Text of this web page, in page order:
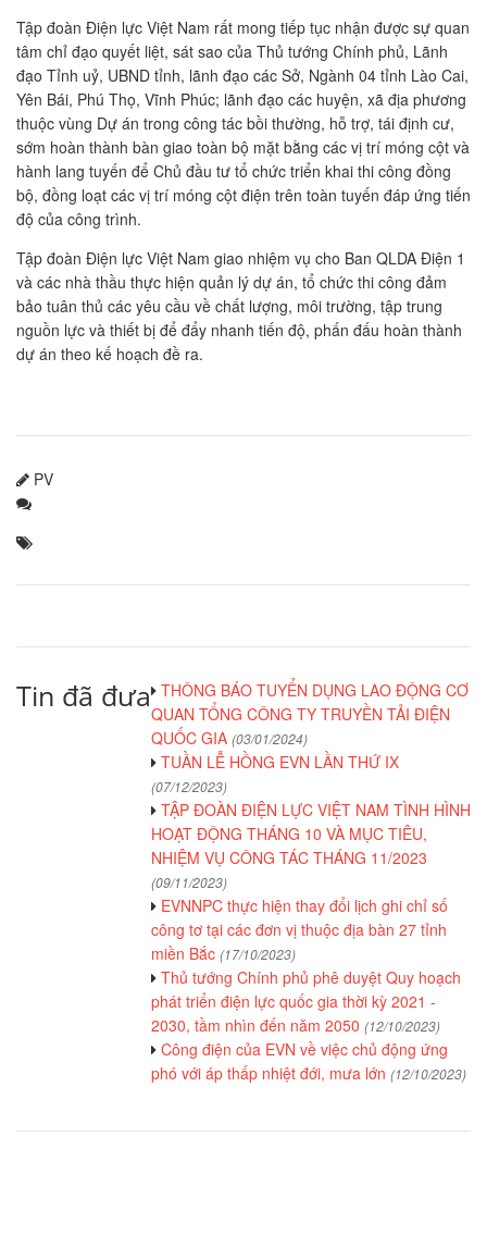
Tập đoàn Điện lực Việt Nam rất mong tiếp tục nhận được sự quan
tâm chỉ đạo quyết liệt, sát sao của Thủ tướng Chính phủ, Lãnh
đạo Tỉnh uỷ, UBND tỉnh, lãnh đạo các Sở, Ngành 04 tỉnh Lào Cai,
Yên Bái, Phú Thọ, Vĩnh Phúc; lãnh đạo các huyện, xã địa phương
thuộc vùng Dự án trong công tác bồi thường, hỗ trợ, tái định cư,
sớm hoàn thành bàn giao toàn bộ mặt bằng các vị trí móng cột và
hành lang tuyến để Chủ đầu tư tổ chức triển khai thi công đồng
bộ, đồng loạt các vị trí móng cột điện trên toàn tuyến đáp ứng tiến
độ của công trình.
Tập đoàn Điện lực Việt Nam giao nhiệm vụ cho Ban QLDA Điện 1
và các nhà thầu thực hiện quản lý dự án, tổ chức thi công đảm
bảo tuân thủ các yêu cầu về chất lượng, môi trường, tập trung
nguồn lực và thiết bị để đẩy nhanh tiến độ, phấn đấu hoàn thành
dự án theo kế hoạch đề ra.
PV
Tin đã đưa THÔNG BÁO TUYỂN DỤNG LAO ĐỘNG CƠ
QUAN TỔNG CÔNG TY TRUYỀN TẢI ĐIỆN
QUỐC GIA (03/01/2024)
TUẦN LỄ HỒNG EVN LẦN THỨ IX
(07/12/2023)
TẬP ĐOÀN ĐIỆN LỰC VIỆT NAM TÌNH HÌNH
HOẠT ĐỘNG THÁNG 10 VÀ MỤC TIÊU,
NHIỆM VỤ CÔNG TÁC THÁNG 11/2023
(09/11/2023)
EVNNPC thực hiện thay đổi lịch ghi chỉ số
công tơ tại các đơn vị thuộc địa bàn 27 tỉnh
miền Bắc (17/10/2023)
Thủ tướng Chính phủ phê duyệt Quy hoạch
phát triển điện lực quốc gia thời kỳ 2021 -
2030, tầm nhìn đến năm 2050 (12/10/2023)
Công điện của EVN về việc chủ động ứng
phó với áp thấp nhiệt đới, mưa lớn (12/10/2023)